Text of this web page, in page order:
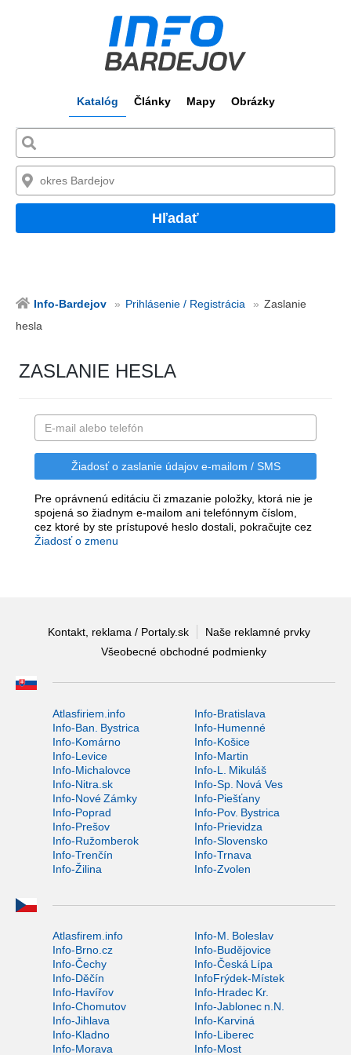
Katalóg Články Mapy Obrázky
Hľadať
Info-Bardejov Prihlásenie / Registrácia
Zaslanie
hesla
ZASLANIE HESLA
Pre oprávnenú editáciu či zmazanie položky, ktorá nie je
spojená so žiadnym e-mailom ani telefónnym číslom,
cez ktoré by ste prístupové heslo dostali, pokračujte cez
Žiadosť o zmenu
Kontakt, reklama / Portaly.sk
Naše reklamné prvky
Všeobecné obchodné podmienky
Atlasfiriem.info
Info-Bratislava
Info-Ban. Bystrica
Info-Humenné
Info-Komárno
Info-Košice
Info-Levice
Info-Martin
Info-Michalovce
Info-L. Mikuláš
Info-Nitra.sk
Info-Sp. Nová Ves
Info-Nové Zámky
Info-Piešťany
Info-Poprad
Info-Pov. Bystrica
Info-Prešov
Info-Prievidza
Info-Ružomberok
Info-Slovensko
Info-Trenčín
Info-Trnava
Info-Žilina
Info-Zvolen
Atlasfirem.info
Info-M. Boleslav
Info-Brno.cz
Info-Budějovice
Info-Čechy
Info-Česká Lípa
Info-Děčín
InfoFrýdek-Místek
Info-Havířov
Info-Hradec Kr.
Info-Chomutov
Info-Jablonec n.N.
Info-Jihlava
Info-Karviná
Info-Kladno
Info-Liberec
Info-Morava
Info-Most